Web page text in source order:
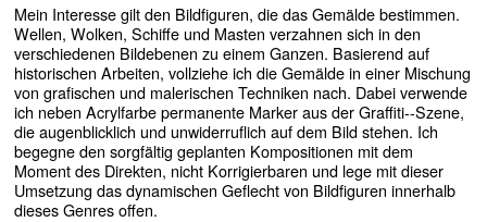
Mein Interesse gilt den Bildfiguren, die das Gemälde bestimmen.
Wellen, Wolken, Schiffe und Masten verzahnen sich in den
verschiedenen Bildebenen zu einem Ganzen. Basierend auf
historischen Arbeiten, vollziehe ich die Gemälde in einer Mischung
von grafischen und malerischen Techniken nach. Dabei verwende
ich neben Acrylfarbe permanente Marker aus der Graffiti--Szene,
die augenblicklich und unwiderruflich auf dem Bild stehen. Ich
begegne den sorgfältig geplanten Kompositionen mit dem
Moment des Direkten, nicht Korrigierbaren und lege mit dieser
Umsetzung das dynamischen Geflecht von Bildfiguren innerhalb
dieses Genres offen.